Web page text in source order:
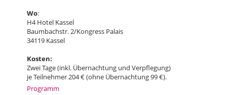
Wo:
H4 Hotel Kassel
Baumbachstr. 2/Kongress Palais
34119 Kassel
Kosten:
Zwei Tage (inkl. Übernachtung und Verpflegung)
je Teilnehmer 204 € (ohne Übernachtung 99 €).
Programm